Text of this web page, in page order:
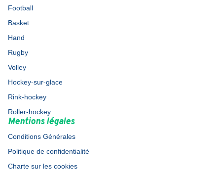
Football
Basket
Hand
Rugby
Volley
Hockey-sur-glace
Rink-hockey
Roller-hockey
Mentions légales
Conditions Générales
Politique de confidentialité
Charte sur les cookies